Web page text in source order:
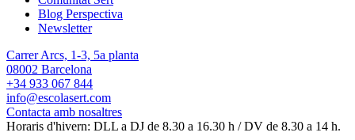
Blog Perspectiva
Newsletter
Carrer Arcs, 1-3, 5a planta
08002 Barcelona
+34 933 067 844
info@escolasert.com
Contacta amb nosaltres
Horaris d'hivern: DLL a DJ de 8.30 a 16.30 h / DV de 8.30 a 14 h.